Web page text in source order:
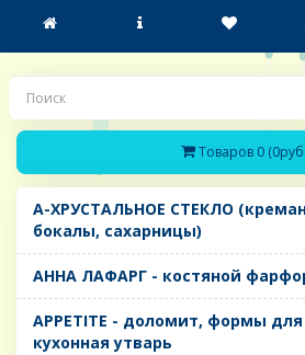
Товаров 0
A-ХРУСТАЛЬНОЕ СТЕКЛО
бокалы, сахарницы)
AHHA ЛАФАРГ - костяной
APPETITE - доломит, формы
кухонная утварь